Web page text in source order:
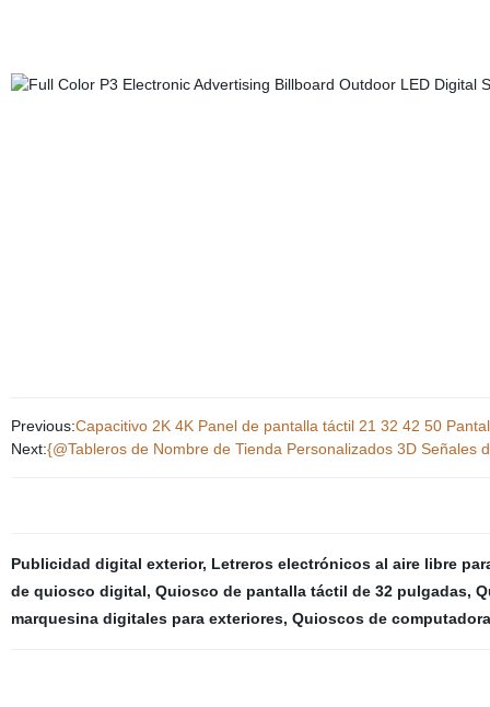
Previous:Capacitivo 2K 4K Panel de pantalla táctil 21 32 42 50
Next:{@Tableros de Nombre de Tienda Personalizados 3D Señales
Publicidad digital exterior, Letreros electrónicos al aire libre
de quiosco digital, Quiosco de pantalla táctil de 32 pulgadas,
marquesina digitales para exteriores, Quioscos de